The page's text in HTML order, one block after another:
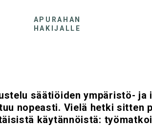
APURAHAN
HAKIJALLE
säätiöiden ympäristö- ja
nopeasti. Vielä hetki sitten
käytännöistä: